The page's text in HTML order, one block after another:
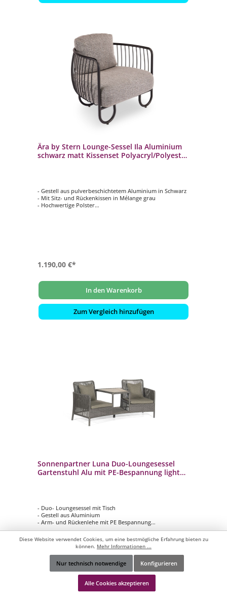
Ära by Stern Lounge-Sessel Ila Aluminium
schwarz matt Kissenset Polyacryl/Polyester
- Gestell aus pulverbeschichtetem Aluminium in Schwarz
- Mit Sitz- und Rückenkissen in Mélange grau
- Hochwertige Polster
1.190,00 €*
In den Warenkorb
Zum Vergleich hinzufügen
Sonnenpartner Luna Duo-Loungesessel
Gartenstuhl Alu mit PE-Bespannung light
- Duo- Loungesessel mit Tisch
- Gestell aus Aluminium
- Arm- und Rückenlehe mit PE Bespannung
- Inklusive Sitzkissen
- Wetterbeständig und langlebig
1.398,00 €* (14.88% gespart)
Werkzeugleiste anzeigen
Diese Website verwendet Cookies, um eine bestmögliche Erfahrung bieten zu
können. Mehr Informationen ...
Nur technisch notwendige Konfigurieren
Alle Cookies akzeptieren